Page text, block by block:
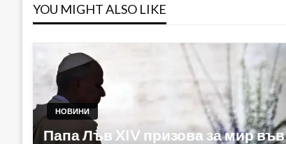
YOU MIGHT ALSO LIKE
НОВИНИ
Папа Лъв XIV призова за мир във